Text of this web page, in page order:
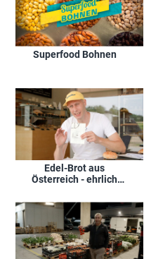
Superfood Bohnen
Edel-Brot aus
Österreich - ehrlich